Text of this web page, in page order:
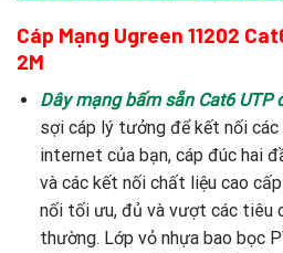
Cáp Mạng Ugreen 11202
2M
Dây mạng bấm sẵn Cat6 UTP
sợi cáp lý tưởng để kết nối
internet của bạn, cáp đúc hai
và các kết nối chất liệu cao
nối tối ưu, đủ và vượt các tiêu
thường. Lớp vỏ nhựa bao bọc